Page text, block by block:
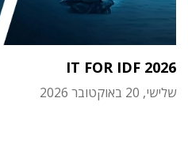
IT FOR IDF 2026
שלישי, 20 באוקטובר 2026